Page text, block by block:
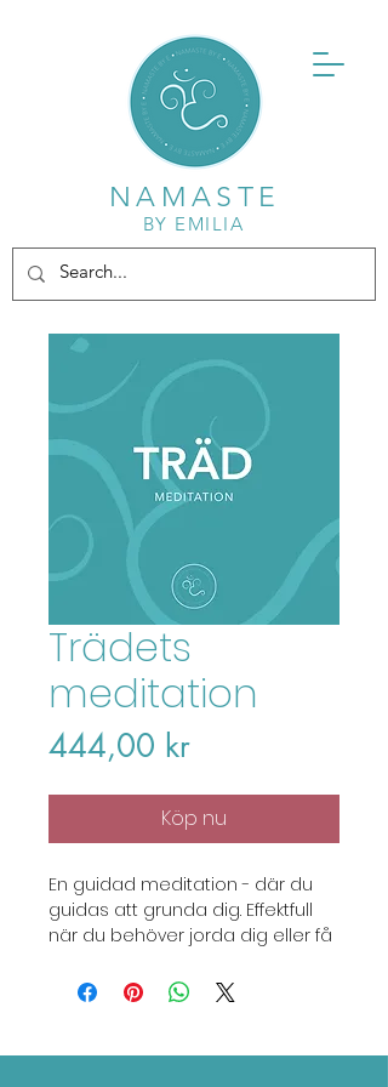
BY EMILIA
NAMASTE
Trädets
meditation
444,00 krPrice
Köp nu
En guidad meditation - där du
guidas att grunda dig. Effektfull
när du behöver jorda dig eller få
efter påfrestningar - av och med
format.